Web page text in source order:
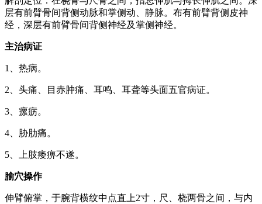
层有前臂骨间背侧动脉和掌侧动、静脉。布有前臂背侧皮神
经，深层有前臂骨间背侧神经及掌侧神经。
主治病证
1、热病。
2、头痛、目赤肿痛、耳鸣、耳聋等头面五官病证。
3、瘰疬。
4、胁肋痛。
5、上肢痿痹不遂。
腧穴操作
伸臂俯掌，于腕背横纹中点直上2寸，尺、桡两骨之间，与内